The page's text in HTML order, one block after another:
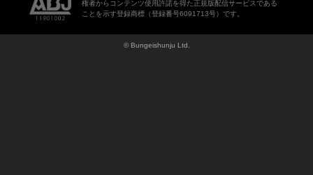
権者からコンテンツ使用許諾を得た正規版配信サービスである
ことを示す登録商標（登録番号6091713号）です。
© Bungeishunju Ltd.